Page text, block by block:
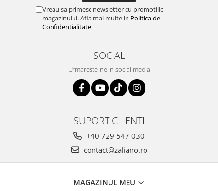
Vreau sa primesc newsletter cu promotiile
magazinului. Afla mai multe in Politica de
Confidentialitate
SOCIAL
Urmareste-ne in social media
SUPORT CLIENTI
+40 729 547 030
contact@zaliano.ro
MAGAZINUL MEU